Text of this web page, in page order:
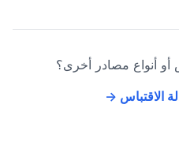
أنواع مصادر أخرى؟
الاقتباس →